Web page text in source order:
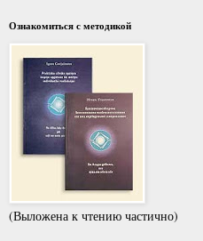
Ознакомиться с методикой
(Выложена к чтению частично)